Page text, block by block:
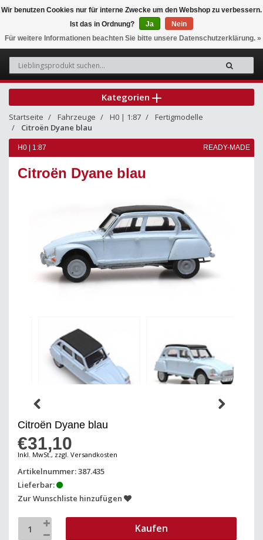
0
Kategorien
Startseite Fahrzeuge H0 | 1:87
Fertigmodelle
Citroën Dyane blau
H0 | 1:87 READY-MADE
Citroën Dyane blau
Citroën Dyane blau
€31,10
Inkl. MwSt., zzgl. Versandkosten
Artikelnummer: 387.435
Lieferbar:
Zur Wunschliste hinzufügen
Kaufen
Wir benutzen Cookies nur für interne Zwecke um den Webshop zu verbessern.
Ist das in Ordnung?
Ja
Nein
Für weitere Informationen beachten Sie bitte unsere Datenschutzerklärung. »